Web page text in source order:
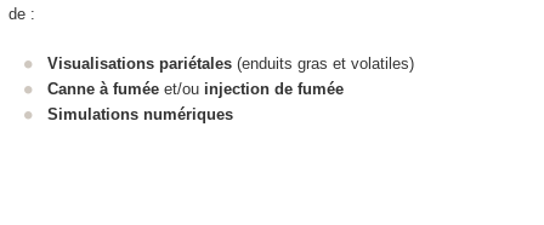
de :
Visualisations pariétales (enduits gras et volatiles)
Canne à fumée et/ou injection de fumée
Simulations numériques